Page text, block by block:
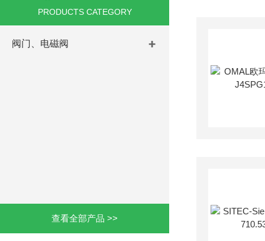
PRODUCTS CATEGORY
阀门、电磁阀
查看全部产品 >>